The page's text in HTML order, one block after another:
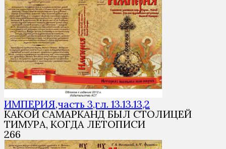
ИМПЕРИЯ,часть 3,гл. 13.13.13,2
КАКОЙ САМАРКАНД БЫЛ СТОЛИЦЕЙ
ТИМУРА, КОГДА ЛЕТОПИСИ
266